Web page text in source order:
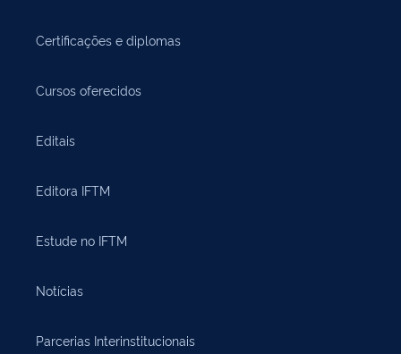
Certificações e diplomas
Cursos oferecidos
Editais
Editora IFTM
Estude no IFTM
Notícias
Parcerias Interinstitucionais